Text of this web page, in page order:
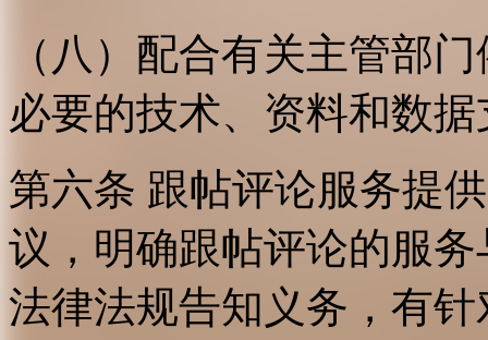
（八）配合有关主管部
必要的技术、资料和数
第六条 跟帖评论服务提
议，明确跟帖评论的服
法律法规告知义务，有